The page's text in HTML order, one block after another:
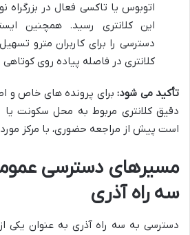
اتوبوس یا تاکسی فعال در بزرگراه
این کلانتری رسید. همچنین
دسترسی را برای کاربران مترو
کلانتری در فاصله پیاده روی کوتاهی
تأکید می شود:برای پرونده های خاص و
دقیق کلانتری مربوط به محل سکونت یا
است پیش از مراجعه حضوری، با مرکز
مسیرهای دسترسی
سه راه آذری
دسترسی به سه راه آذری به عنوان یکی